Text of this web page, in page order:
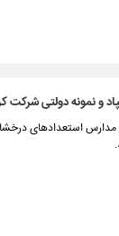
استعدادهای